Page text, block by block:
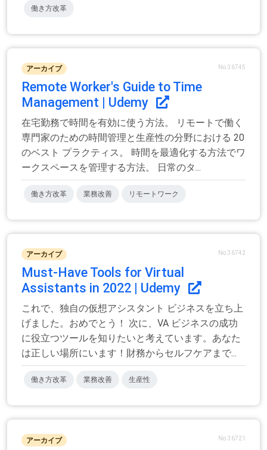
働き方改革
アーカイブ No.36745
Remote Worker's Guide to Time
Management | Udemy
在宅勤務で時間を有効に使う方法。 リモートで働く
専門家のための時間管理と生産性の分野における 20
のベスト プラクティス。 時間を最適化する方法でワ
ークスペースを管理する方法。 日常のタ...
働き方改革 業務改善 リモートワーク
アーカイブ No.36742
Must-Have Tools for Virtual
Assistants in 2022 | Udemy
これで、独自の仮想アシスタント ビジネスを立ち上
げました。おめでとう！ 次に、VA ビジネスの成功
に役立つツールを知りたいと考えています。あなた
は正しい場所にいます！財務からセルフケアまで...
働き方改革 業務改善 生産性
アーカイブ No.36721